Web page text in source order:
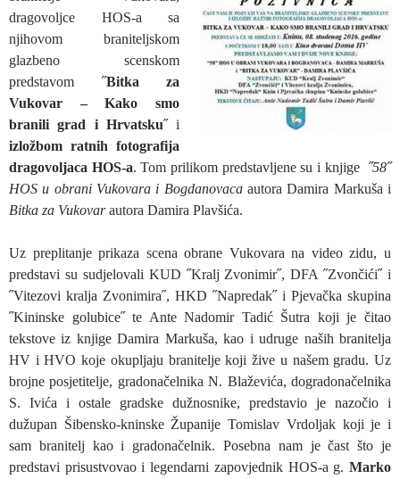
dragovoljce HOS-a sa
njihovom braniteljskom
glazbeno scenskom
predstavom ˝Bitka za
Vukovar – Kako smo
branili grad i Hrvatsku˝ i
izložbom ratnih fotografija
dragovoljaca HOS-a. Tom prilikom predstavljene su i knjige˝58˝
HOS u obrani Vukovara i Bogdanovacaautora Damira Markuša i
Bitka za Vukovarautora Damira Plavšića.
Uz preplitanje prikaza scena obrane Vukovara na video zidu, u
predstavi su sudjelovali KUD ˝Kralj Zvonimir˝, DFA ˝Zvončići˝ i
˝Vitezovi kralja Zvonimira˝, HKD ˝Napredak˝ i Pjevačka skupina
˝Kininske golubice˝ te Ante Nadomir Tadić Šutra koji je čitao
tekstove iz knjige Damira Markuša, kao i udruge naših branitelja
HV i HVO koje okupljaju branitelje koji žive u našem gradu. Uz
brojne posjetitelje, gradonačelnika N. Blaževića, dogradonačelnika
S. Ivića i ostale gradske dužnosnike, predstavio je nazočio i
dužupan Šibensko-kninske Županije Tomislav Vrdoljak koji je i
sam branitelj kao i gradonačelnik. Posebna nam je čast što je
predstavi prisustvovao i legendarni zapovjednik HOS-a g. Marko